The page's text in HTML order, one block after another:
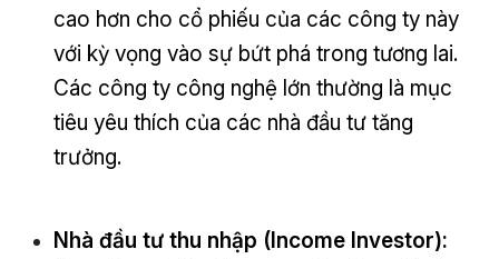
cao hơn cho cổ phiếu của các công ty này
với kỳ vọng vào sự bứt phá trong tương lai.
Các công ty công nghệ lớn thường là mục
tiêu yêu thích của các nhà đầu tư tăng
trưởng.
Nhà đầu tư thu nhập (Income Investor):